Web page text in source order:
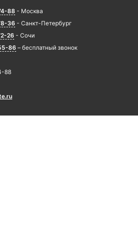
88 - Москва
36 - Санкт-Петербург
26 - Сочи
86 – бесплатный звонок
88